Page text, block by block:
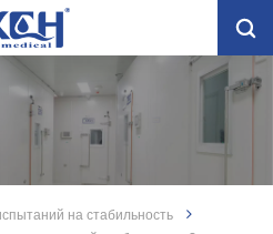
на стабильность